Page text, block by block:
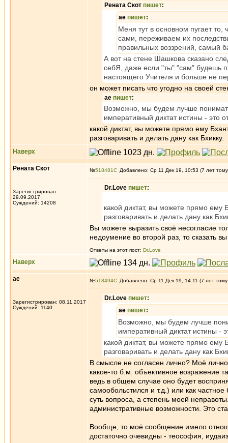
Рената Скот пишет:
ae пишет:
Меня тут в основном пугает то,
сами, переживаем их
правильных воззрений, самый
А вот на стене Шашкова сказано
себЯ, даже если "ты" "сам" будешь
настоящего Учителя и больше не
он может писать что угодно на своей
ae пишет:
Возможно, мы будем лучше
императивный диктат истины - это
какой диктат, вы можете прямо ему
разговаривать и делать дану как Бхикку.
Наверх
Рената Скот
Зарегистрирован:
29.09.2017
Суждений: 14208
№518481 Добавлено: Ср 11 Дек 19, 10:53 (7 лет
Dr.Love пишет:
какой диктат, вы можете прямо ему
разговаривать и делать дану как
Вы можете выразить своё несогласие
недоумение во второй раз, то сказать
Ответы на этот пост: Dr.Love
Наверх
ae
Зарегистрирован: 08.11.2017
Суждений: 1140
№518494 Добавлено: Ср 11 Дек 19, 14:11 (7 лет
Dr.Love пишет:
ae пишет:
Возможно, мы будем лучше
императивный диктат истины -
какой диктат, вы можете прямо ему
разговаривать и делать дану как
В смысле не согласен лично? Моё
какое-то б.м. объективное возражение
ведь в общем случае оно будет
самообольстился и т.д.) или как
суть вопроса, а степень моей
административные возможности. Это
Вообще, то моё сообщение имело
достаточно очевидны - теософия,